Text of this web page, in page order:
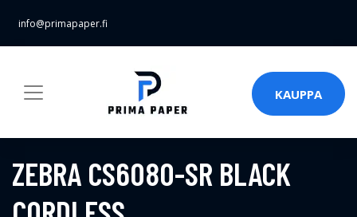
info@primapaper.fi
KAUPPA
ZEBRA CS6080-SR BLACK